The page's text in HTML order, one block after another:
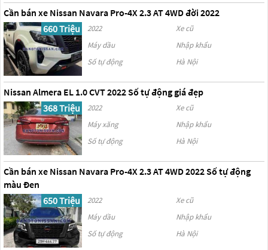
Cần bán xe Nissan Navara Pro-4X 2.3 AT 4WD đời 2022
660 Triệu
2022
Xe cũ
Máy dầu
Nhập khẩu
Số tự động
Hà Nội
Nissan Almera EL 1.0 CVT 2022 Số tự động giá đẹp
368 Triệu
2022
Xe cũ
Máy xăng
Nhập khẩu
Số tự động
Hà Nội
Cần bán xe Nissan Navara Pro-4X 2.3 AT 4WD 2022 Số tự động
màu Đen
650 Triệu
2022
Xe cũ
Máy dầu
Nhập khẩu
Số tự động
Hà Nội